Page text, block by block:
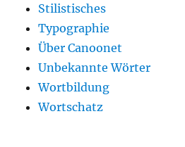
Stilistisches
Typographie
Über Canoonet
Unbekannte Wörter
Wortbildung
Wortschatz